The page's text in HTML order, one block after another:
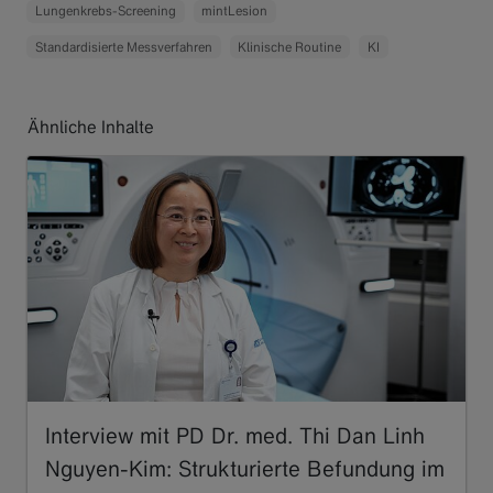
Lungenkrebs-Screening mintLesion
Standardisierte Messverfahren Klinische Routine KI
Ähnliche Inhalte
Interview mit PD Dr. med. Thi Dan Linh
Nguyen-Kim: Strukturierte Befundung im